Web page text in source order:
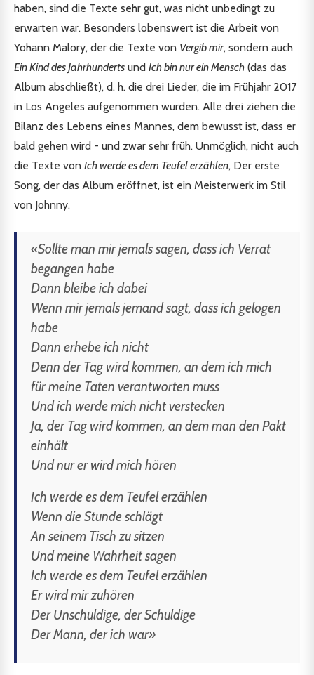
haben, sind die Texte sehr gut, was nicht unbedingt zu
erwarten war. Besonders lobenswert ist die Arbeit von
Yohann Malory, der die Texte von Vergib mir, sondern auch
Ein Kind des Jahrhunderts und Ich bin nur ein Mensch (das das
Album abschließt), d. h. die drei Lieder, die im Frühjahr 2017
in Los Angeles aufgenommen wurden. Alle drei ziehen die
Bilanz des Lebens eines Mannes, dem bewusst ist, dass er
bald gehen wird - und zwar sehr früh. Unmöglich, nicht auch
die Texte von Ich werde es dem Teufel erzählen, Der erste
Song, der das Album eröffnet, ist ein Meisterwerk im Stil
von Johnny.
«Sollte man mir jemals sagen, dass ich Verrat
begangen habe
Dann bleibe ich dabei
Wenn mir jemals jemand sagt, dass ich gelogen
habe
Dann erhebe ich nicht
Denn der Tag wird kommen, an dem ich mich
für meine Taten verantworten muss
Und ich werde mich nicht verstecken
Ja, der Tag wird kommen, an dem man den Pakt
einhält
Und nur er wird mich hören
Ich werde es dem Teufel erzählen
Wenn die Stunde schlägt
An seinem Tisch zu sitzen
Und meine Wahrheit sagen
Ich werde es dem Teufel erzählen
Er wird mir zuhören
Der Unschuldige, der Schuldige
Der Mann, der ich war»